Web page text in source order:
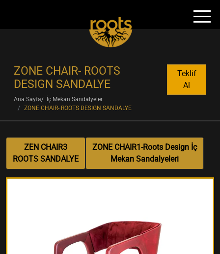
ZONE CHAIR- ROOTS
DESIGN SANDALYE
Teklif
Al
Ana Sayfa
İç Mekan Sandalyeler
ZONE CHAIR- ROOTS DESIGN SANDALYE
ZEN CHAIR3
ROOTS SANDALYE
ZONE CHAIR1-Roots Design İç
Mekan Sandalyeleri